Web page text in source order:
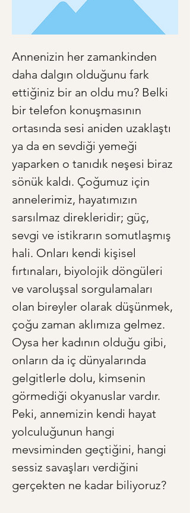
Annenizin her zamankinden
daha dalgın olduğunu fark
ettiğiniz bir an oldu mu? Belki
bir telefon konuşmasının
ortasında sesi aniden uzaklaştı
ya da en sevdiği yemeği
yaparken o tanıdık neşesi biraz
sönük kaldı. Çoğumuz için
annelerimiz, hayatımızın
sarsılmaz direkleridir; güç,
sevgi ve istikrarın somutlaşmış
hali. Onları kendi kişisel
fırtınaları, biyolojik döngüleri
ve varoluşsal sorgulamaları
olan bireyler olarak düşünmek,
çoğu zaman aklımıza gelmez.
Oysa her kadının olduğu gibi,
onların da iç dünyalarında
gelgitlerle dolu, kimsenin
görmediği okyanuslar vardır.
Peki, annemizin kendi hayat
yolculuğunun hangi
mevsiminden geçtiğini, hangi
sessiz savaşları verdiğini
gerçekten ne kadar biliyoruz?